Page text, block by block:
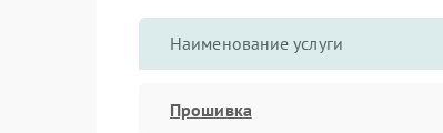
Наименование услуги
Прошивка